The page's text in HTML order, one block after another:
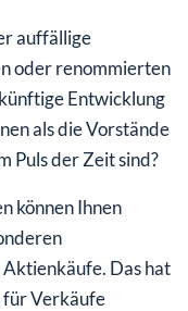
auffällige
oder renommierten
Entwicklung
als die Vorstände
Puls der Zeit sind?
können Ihnen
Das hat
für Verkäufe